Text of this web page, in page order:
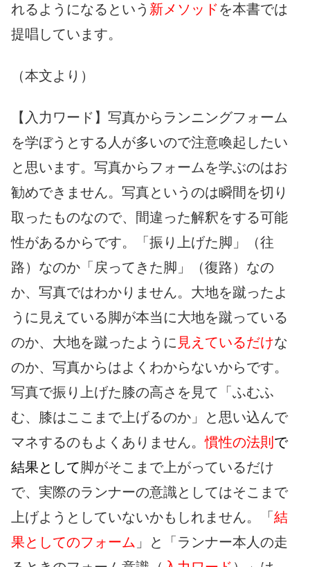
れるようになるという 新メソッドを本書では
提唱しています。
（本文より）
【入力ワード】写真からランニングフォーム
を学ぼうとする人が多いので注意喚起したい
と思います。写真からフォームを学ぶのはお
勧めできません。写真というのは瞬間を切り
取ったものなので、間違った解釈をする可能
性があるからです。「振り上げた脚」（往
路）なのか「戻ってきた脚」（復路）なの
か、写真ではわかりません。大地を蹴ったよ
うに見えている脚が本当に大地を蹴っている
のか、大地を蹴ったように 見えているだけな
のか、写真からはよくわからないからです。
写真で振り上げた膝の高さを見て「ふむふ
む、膝はここまで上げるのか」と思い込んで
マネするのもよくありません。慣性の法則 で
結果として脚がそこまで上がっているだけ
で、実際のランナーの意識としてはそこまで
上げようとしていないかもしれません。「 結
果としてのフォーム 」と「ランナー本人の走